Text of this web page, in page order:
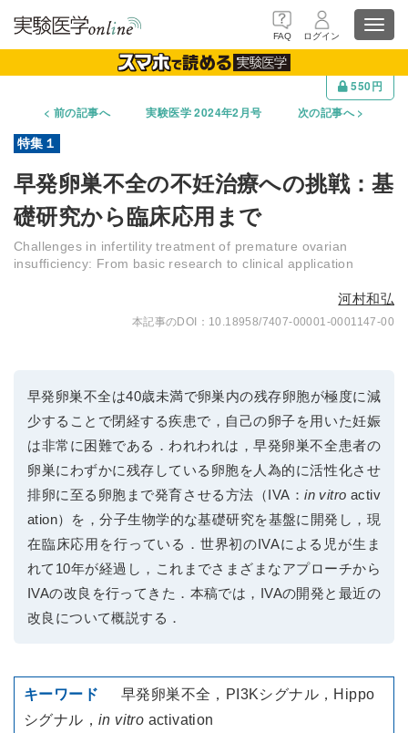
FAQ ログイン
550円
前の記事へ
実験医学 2024年2月号 次の記事へ
早発卵巣不全の不妊治療への挑戦：基
礎研究から臨床応用まで
Challenges in infertility treatment of premature ovarian
insufficiency: From basic research to clinical application
河村和弘
10.18958/7407-00001-0001147-00
早発卵巣不全は40歳未満で卵巣内の残存卵胞が極度に減
少することで閉経する疾患で，自己の卵子を用いた妊娠
は非常に困難である．われわれは，早発卵巣不全患者の
卵巣にわずかに残存している卵胞を人為的に活性化させ
排卵に至る卵胞まで発育させる方法（IVA：in vitro activ
ation）を，分子生物学的な基礎研究を基盤に開発し，現
在臨床応用を行っている．世界初のIVAによる児が生ま
れて10年が経過し，これまでさまざまなアプローチから
IVAの改良を行ってきた．本稿では，IVAの開発と最近の
改良について概説する．
早発卵巣不全，PI3Kシグナル，Hippo
シグナル， in vitro activation